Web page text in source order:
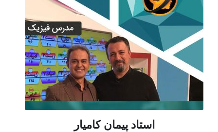
استاد پیمان کامیار